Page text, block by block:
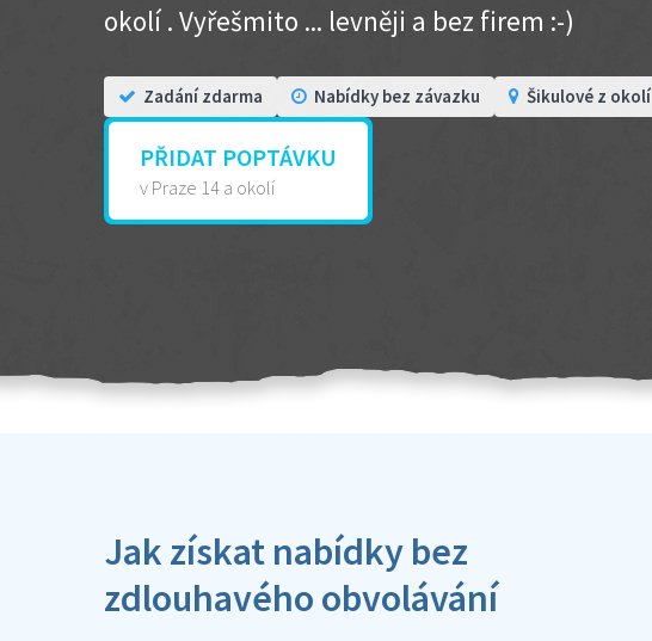
okolí . Vyřešmito ... levněji a bez firem :-)
Zadání zdarma Nabídky bez závazku Šikulové z okolí
PŘIDAT POPTÁVKU
v Praze 14 a okolí
Jak získat nabídky bez
zdlouhavého obvolávání